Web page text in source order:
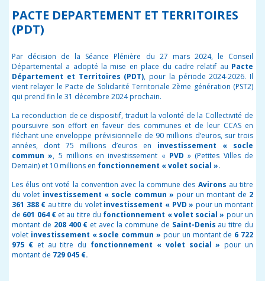
PACTE DEPARTEMENT ET TERRITOIRES
(PDT)
Par décision de la Séance Plénière du 27 mars 2024, le Conseil
Départemental a adopté la mise en place du cadre relatif au Pacte
Département et Territoires (PDT), pour la période 2024-2026. Il
vient relayer le Pacte de Solidarité Territoriale 2ème génération (PST2)
qui prend fin le 31 décembre 2024 prochain.
La reconduction de ce dispositif, traduit la volonté de la Collectivité de
poursuivre son effort en faveur des communes et de leur CCAS en
fléchant une enveloppe prévisionnelle de 90 millions d’euros, sur trois
années, dont 75 millions d’euros en investissement « socle
commun », 5 millions en investissement « PVD» (Petites Villes de
Demain) et 10 millions en fonctionnement « volet social ».
Les élus ont voté la convention avec la commune des Avirons au titre
du volet investissement « socle commun » pour un montant de 2
361 388 € au titre du volet investissement « PVD » pour un montant
de 601 064 € et au titre du fonctionnement « volet social » pour un
montant de 208 400 € et avec la commune de Saint-Denis au titre du
volet investissement « socle commun » pour un montant de 6 722
975 € et au titre du fonctionnement « volet social »pour un
montant de 729 045 €.